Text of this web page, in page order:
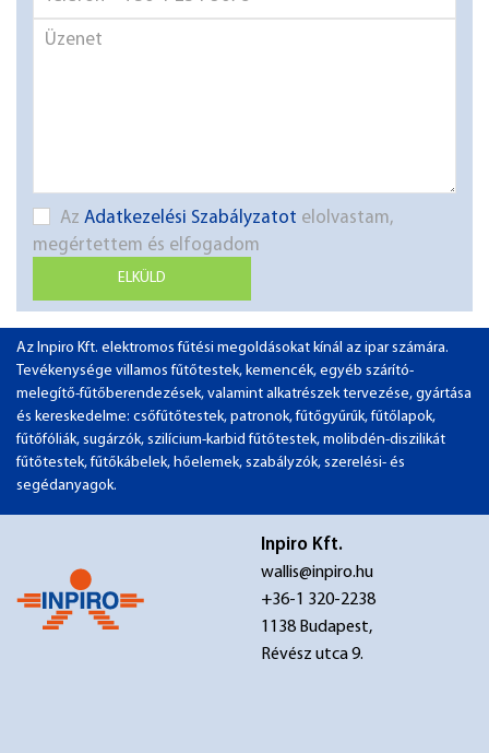
Az Adatkezelési Szabályzatot elolvastam,
megértettem és elfogadom
ELKÜLD
Az Inpiro Kft. elektromos fűtési megoldásokat kínál az ipar számára.
Tevékenysége villamos fűtőtestek, kemencék, egyéb szárító-
melegítő-fűtőberendezések, valamint alkatrészek tervezése, gyártása
és kereskedelme: csőfűtőtestek, patronok, fűtőgyűrűk, fűtőlapok,
fűtőfóliák, sugárzók, szilícium-karbid fűtőtestek, molibdén-diszilikát
fűtőtestek, fűtőkábelek, hőelemek, szabályzók, szerelési- és
segédanyagok.
Inpiro Kft.
wallis@inpiro.hu
+36-1 320-2238
1138 Budapest,
Révész utca 9.